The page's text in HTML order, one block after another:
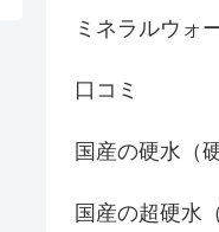
ミネラルウォ
口コミ
国産の硬水（
国産の超硬水